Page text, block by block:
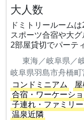
大人数
ドミトリールーム
スポーツ合宿や大グ
2部屋貸切でパーテ
東海／岐阜県／
岐阜県羽島市舟橋町
コンドミニアム
合宿・ワーケーシ
子連れ・ファミリー
温泉近隣